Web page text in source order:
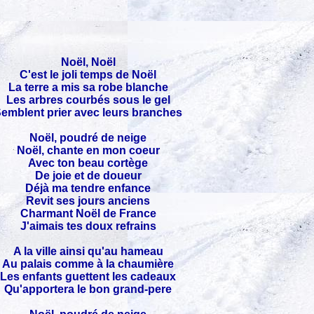
Noël, Noël
C'est le joli temps de Noël
La terre a mis sa robe blanche
Les arbres courbés sous le gel
prier avec leurs branches
Noël, poudré de neige
Noël, chante en mon coeur
Avec ton beau cortège
De joie et de doueur
Déjà ma tendre enfance
Revit ses jours anciens
Charmant Noël de France
J'aimais tes doux refrains
A la ville ainsi qu'au hameau
Au palais comme à la chaumière
Les enfants guettent les cadeaux
Qu'apportera le bon grand-pere